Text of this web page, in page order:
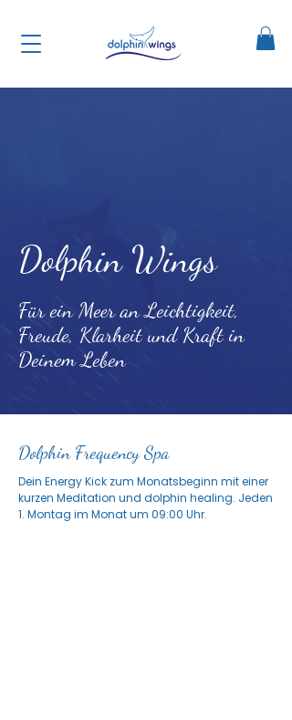
Dolphin Wings
Für ein Meer an Leichtigkeit,
Freude, Klarheit und Kraft in
Deinem Leben
Dolphin Frequency Spa
Dein Energy Kick zum Monatsbeginn mit einer
kurzen Meditation und dolphin healing. Jeden
1. Montag im Monat um 09:00 Uhr.